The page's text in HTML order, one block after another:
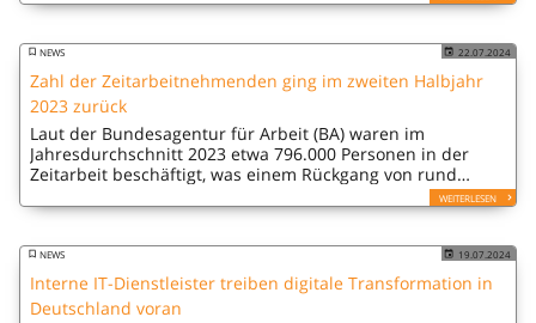
%) sind.
NEWS 22.07.2024
Zahl der Zeitarbeitnehmenden ging im zweiten Halbjahr
2023 zurück
Laut der Bundesagentur für Arbeit (BA) waren im
Jahresdurchschnitt 2023 etwa 796.000 Personen in der
Zeitarbeit beschäftigt, was einem Rückgang von rund
34.000 Beschäftigten (-4 %) im Vergleich zum Vorjahr
entspricht.
WEITERLESEN
NEWS 19.07.2024
Interne IT-Dienstleister treiben digitale Transformation in
Deutschland voran